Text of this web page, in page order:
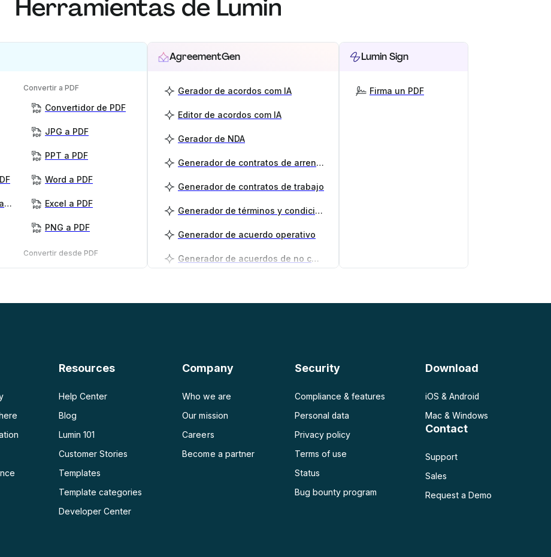
Herramientas de Lumin
Crear PDF rellenables
Convertir a PDF
Convertidor de PDF
JPG a PDF
PPT a PDF
Word a PDF
Excel a PDF
PNG a PDF
Convertir desde PDF
PDF a Excel
AgreementGen
Gerador de acordos com IA
Editor de acordos com IA
Gerador de NDA
Generador de contratos de arrendamiento
Generador de contratos de trabajo
Generador de términos y condiciones
Generador de acuerdo operativo
Generador de acuerdos de no competencia
Lumin Sign
Firma un PDF
Resources
Help Center
Blog
Lumin 101
Customer Stories
Templates
Template categories
Developer Center
Company
Who we are
Our mission
Careers
Become a partner
Security
Compliance & features
Personal data
Privacy policy
Terms of use
Status
Bug bounty program
Download
iOS & Android
Mac & Windows
Contact
Support
Sales
Request a Demo